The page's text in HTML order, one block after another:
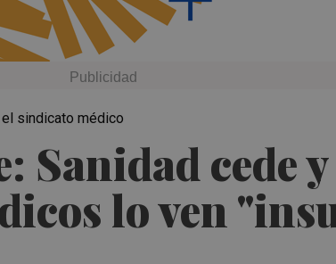
Sanidad cede
lo ven
sindicato médico